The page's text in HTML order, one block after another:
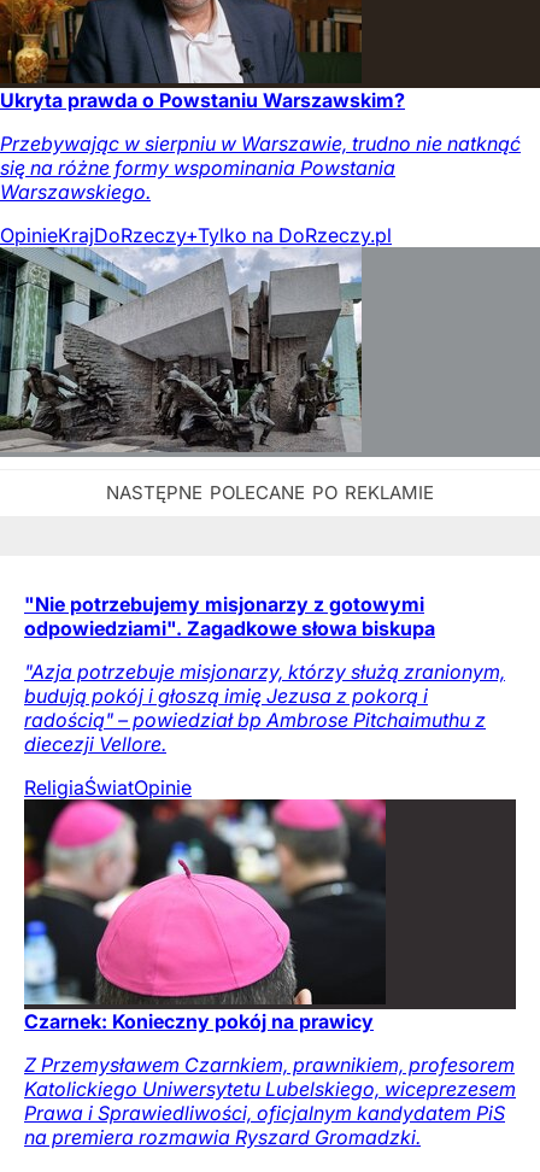
Ukryta prawda o Powstaniu Warszawskim?
Przebywając w sierpniu w Warszawie, trudno nie natknąć
się na różne formy wspominania Powstania
Warszawskiego.
OpinieKrajDoRzeczy+Tylko na DoRzeczy.pl
"Nie potrzebujemy misjonarzy z gotowymi
odpowiedziami". Zagadkowe słowa biskupa
"Azja potrzebuje misjonarzy, którzy służą zranionym,
budują pokój i głoszą imię Jezusa z pokorą i
radością" – powiedział bp Ambrose Pitchaimuthu z
diecezji Vellore.
ReligiaŚwiatOpinie
Czarnek: Konieczny pokój na prawicy
Z Przemysławem Czarnkiem, prawnikiem, profesorem
Katolickiego Uniwersytetu Lubelskiego, wiceprezesem
Prawa i Sprawiedliwości, oficjalnym kandydatem PiS
na premiera rozmawia Ryszard Gromadzki.